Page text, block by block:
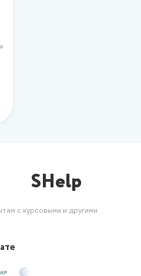
SHelp
с курсовыми и другими